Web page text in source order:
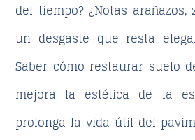
del tiempo? ¿Notas arañazos,
un desgaste que resta
Saber cómo restaurar suelo
mejora la estética de la
prolonga la vida útil del